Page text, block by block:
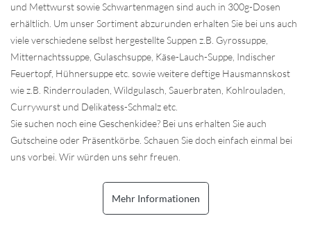
und Mettwurst sowie Schwartenmagen sind auch in 300g-Dosen
erhältlich. Um unser Sortiment abzurunden erhalten Sie bei uns auch
viele verschiedene selbst hergestellte Suppen z.B. Gyrossuppe,
Mitternachtssuppe, Gulaschsuppe, Käse-Lauch-Suppe, Indischer
Feuertopf, Hühnersuppe etc. sowie weitere deftige Hausmannskost
wie z.B. Rinderrouladen, Wildgulasch, Sauerbraten, Kohlrouladen,
Currywurst und Delikatess-Schmalz etc.
Sie suchen noch eine Geschenkidee? Bei uns erhalten Sie auch
Gutscheine oder Präsentkörbe. Schauen Sie doch einfach einmal bei
uns vorbei. Wir würden uns sehr freuen.
Mehr Informationen